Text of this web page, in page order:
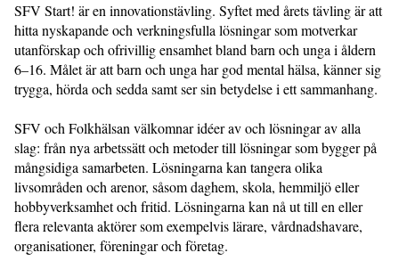
SFV Start! är en innovationstävling. Syftet med årets tävling är att
hitta nyskapande och verkningsfulla lösningar som motverkar
utanförskap och ofrivillig ensamhet bland barn och unga i åldern
6–16. Målet är att barn och unga har god mental hälsa, känner sig
trygga, hörda och sedda samt ser sin betydelse i ett sammanhang.
SFV och Folkhälsan välkomnar idéer av och lösningar av alla
slag: från nya arbetssätt och metoder till lösningar som bygger på
mångsidiga samarbeten. Lösningarna kan tangera olika
livsområden och arenor, såsom daghem, skola, hemmiljö eller
hobbyverksamhet och fritid. Lösningarna kan nå ut till en eller
flera relevanta aktörer som exempelvis lärare, vårdnadshavare,
organisationer, föreningar och företag.